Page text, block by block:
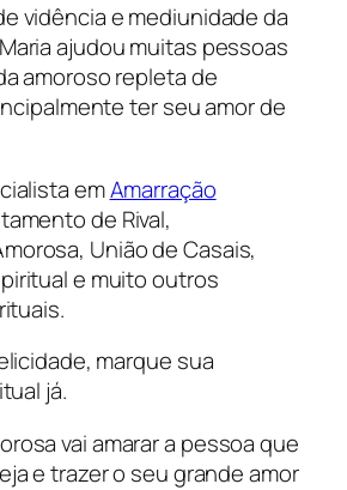
vidência e mediunidade da
ajudou muitas pessoas
amoroso repleta de
ter seu amor de
emAmarração
de Rival,
União de Casais,
e muito outros
marque sua
já.
vai amarar a pessoa que
e trazer o seu grande amor